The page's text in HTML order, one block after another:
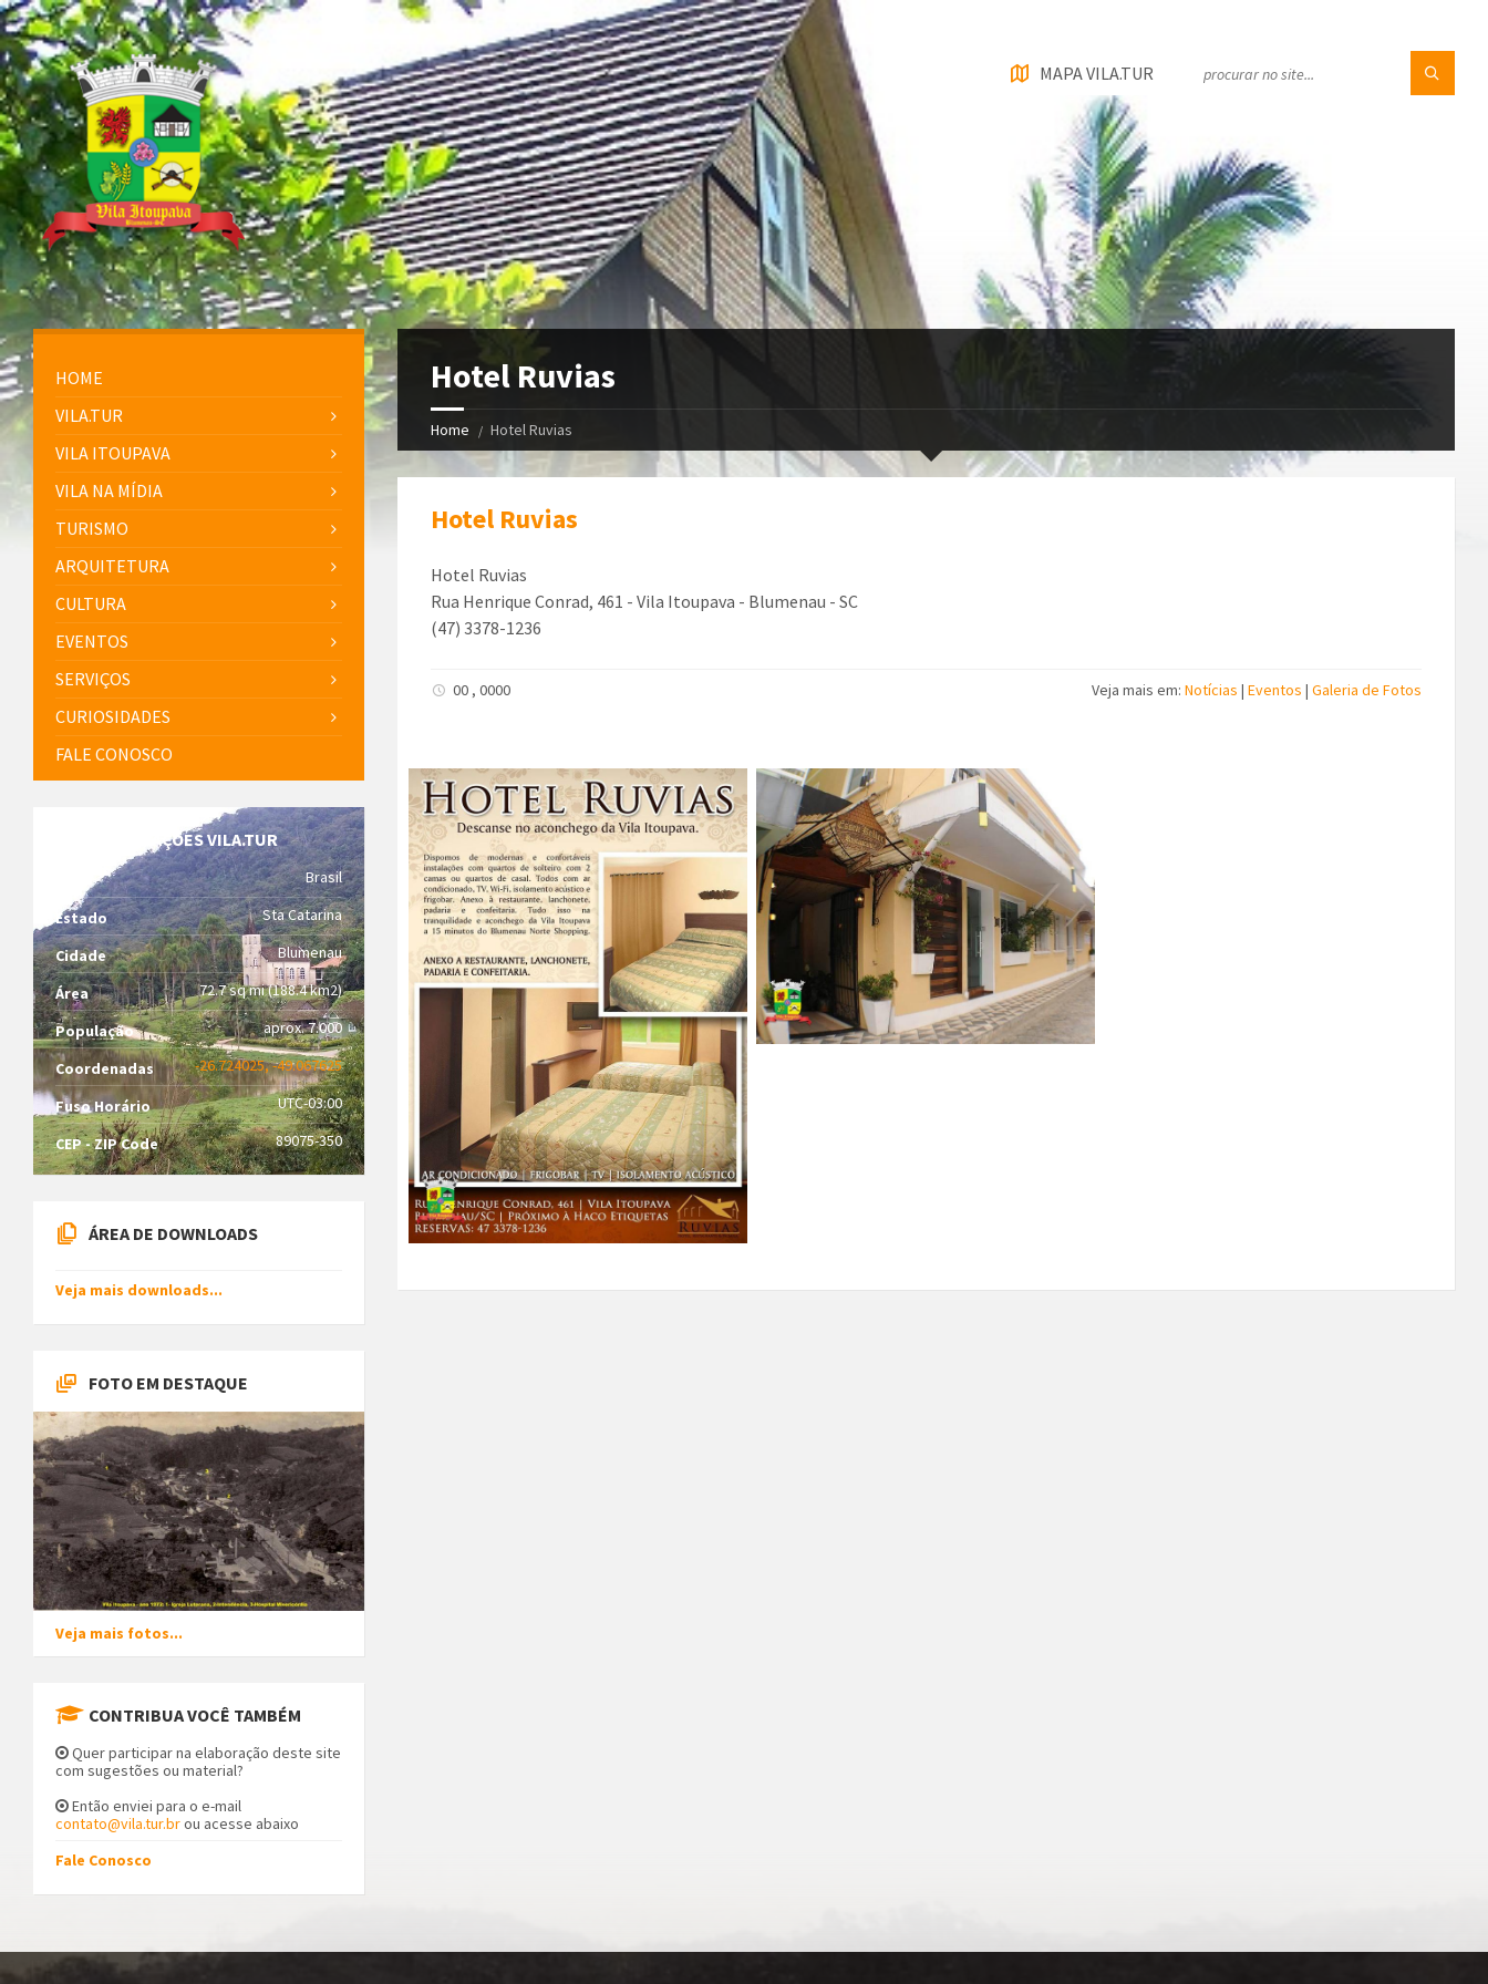
MAPA VILA.TUR
Hotel Ruvias
Home Hotel Ruvias
Hotel Ruvias
Hotel Ruvias
Rua Henrique Conrad, 461 - Vila Itoupava - Blumenau - SC
(47) 3378-1236
00 , 0000 Veja mais em: Notícias | Eventos | Galeria de Fotos
HOME
VILA.TUR
VILA ITOUPAVA
VILA NA MÍDIA
TURISMO
ARQUITETURA
CULTURA
EVENTOS
SERVIÇOS
CURIOSIDADES
FALE CONOSCO
INFORMAÇÕES VILA.TUR
Brasil
Estado Sta Catarina
Cidade Blumenau
Área 72.7 sq mi (188.4 km2)
População aprox. 7.000
Coordenadas -26.724025, -49.067625
Fuso Horário UTC-03:00
CEP - ZIP Code 89075-350
ÁREA DE DOWNLOADS
Veja mais downloads...
FOTO EM DESTAQUE
Veja mais fotos...
CONTRIBUA VOCÊ TAMBÉM
Quer participar na elaboração deste site
com sugestões ou material?
Então enviei para o e-mail
contato@vila.tur.brou acesse abaixo
Fale Conosco